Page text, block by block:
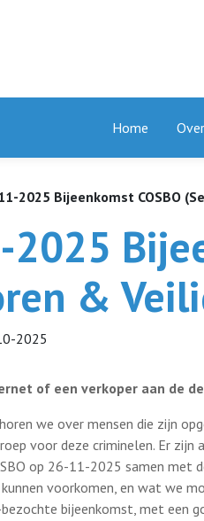
Home
2025 Bijeenkomst COSBO
&
2025
of een verkoper aan de
we over mensen die zijn
voor deze criminelen. Er
op 26-11-2025 samen
voorkomen, en wat we
bijeenkomst, met een